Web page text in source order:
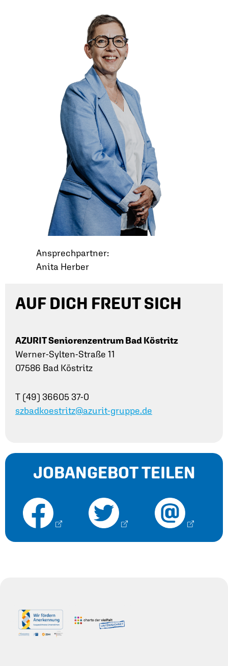
Ansprechpartner:
Anita Herber
AUF DICH FREUT SICH
AZURIT Seniorenzentrum Bad Köstritz
Werner-Sylten-Straße 11
07586 Bad Köstritz
T (49) 36605 37-0
szbadkoestritz@azurit-gruppe.de
JOBANGEBOT TEILEN